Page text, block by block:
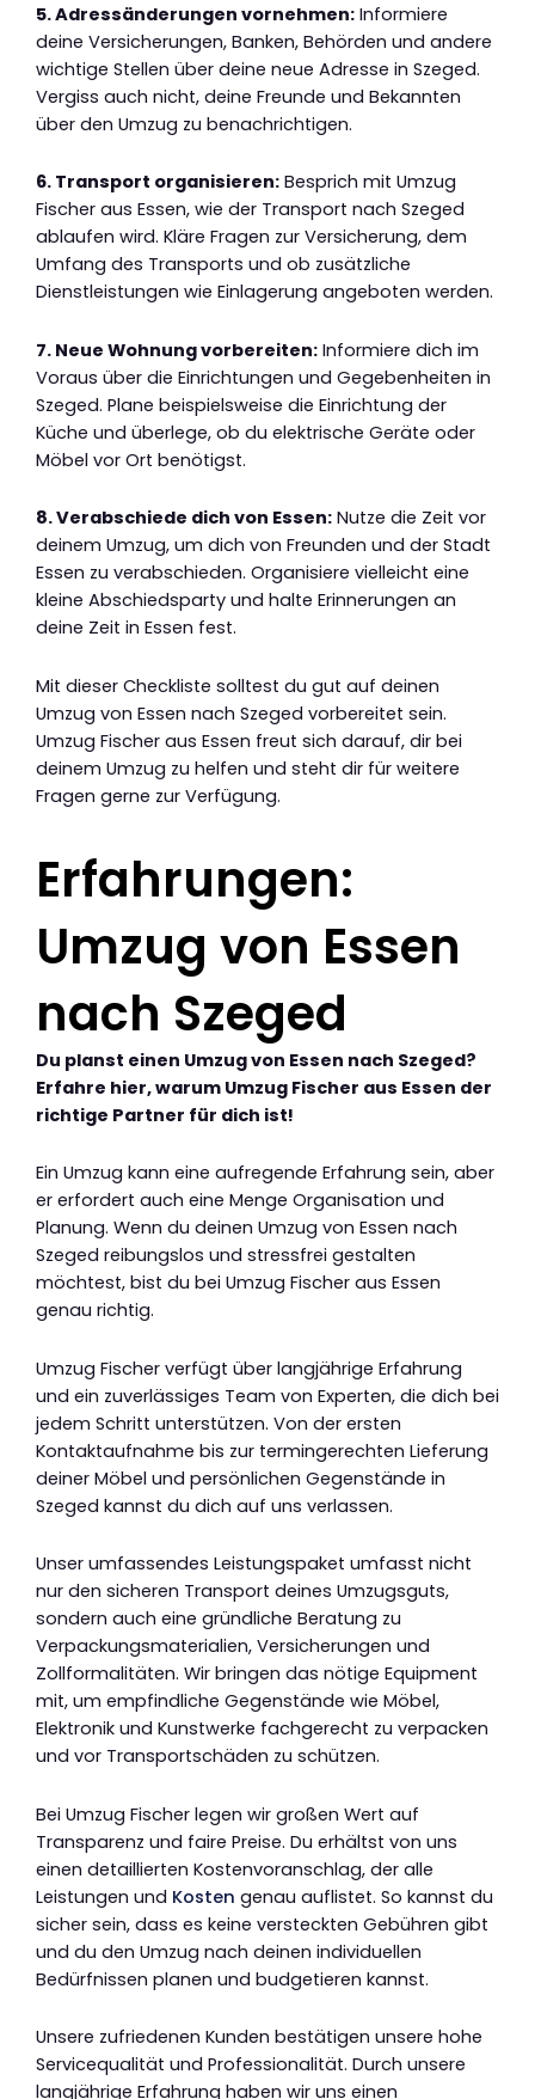
5. Adressänderungen vornehmen: Informiere
deine Versicherungen, Banken, Behörden und andere
wichtige Stellen über deine neue Adresse in Szeged.
Vergiss auch nicht, deine Freunde und Bekannten
über den Umzug zu benachrichtigen.
6. Transport organisieren: Besprich mit Umzug
Fischer aus Essen, wie der Transport nach Szeged
ablaufen wird. Kläre Fragen zur Versicherung, dem
Umfang des Transports und ob zusätzliche
Dienstleistungen wie Einlagerung angeboten werden.
7. Neue Wohnung vorbereiten: Informiere dich im
Voraus über die Einrichtungen und Gegebenheiten in
Szeged. Plane beispielsweise die Einrichtung der
Küche und überlege, ob du elektrische Geräte oder
Möbel vor Ort benötigst.
8. Verabschiede dich von Essen: Nutze die Zeit vor
deinem Umzug, um dich von Freunden und der Stadt
Essen zu verabschieden. Organisiere vielleicht eine
kleine Abschiedsparty und halte Erinnerungen an
deine Zeit in Essen fest.
Mit dieser Checkliste solltest du gut auf deinen
Umzug von Essen nach Szeged vorbereitet sein.
Umzug Fischer aus Essen freut sich darauf, dir bei
deinem Umzug zu helfen und steht dir für weitere
Fragen gerne zur Verfügung.
Erfahrungen:
Umzug von Essen
nach Szeged
Du planst einen Umzug von Essen nach Szeged?
Erfahre hier, warum Umzug Fischer aus Essen der
richtige Partner für dich ist!
Ein Umzug kann eine aufregende Erfahrung sein, aber
er erfordert auch eine Menge Organisation und
Planung. Wenn du deinen Umzug von Essen nach
Szeged reibungslos und stressfrei gestalten
möchtest, bist du bei Umzug Fischer aus Essen
genau richtig.
Umzug Fischer verfügt über langjährige Erfahrung
und ein zuverlässiges Team von Experten, die dich bei
jedem Schritt unterstützen. Von der ersten
Kontaktaufnahme bis zur termingerechten Lieferung
deiner Möbel und persönlichen Gegenstände in
Szeged kannst du dich auf uns verlassen.
Unser umfassendes Leistungspaket umfasst nicht
nur den sicheren Transport deines Umzugsguts,
sondern auch eine gründliche Beratung zu
Verpackungsmaterialien, Versicherungen und
Zollformalitäten. Wir bringen das nötige Equipment
mit, um empfindliche Gegenstände wie Möbel,
Elektronik und Kunstwerke fachgerecht zu verpacken
und vor Transportschäden zu schützen.
Bei Umzug Fischer legen wir großen Wert auf
Transparenz und faire Preise. Du erhältst von uns
einen detaillierten Kostenvoranschlag, der alle
Leistungen und Kosten genau auflistet. So kannst du
sicher sein, dass es keine versteckten Gebühren gibt
und du den Umzug nach deinen individuellen
Bedürfnissen planen und budgetieren kannst.
Unsere zufriedenen Kunden bestätigen unsere hohe
Servicequalität und Professionalität. Durch unsere
langjährige Erfahrung haben wir uns einen